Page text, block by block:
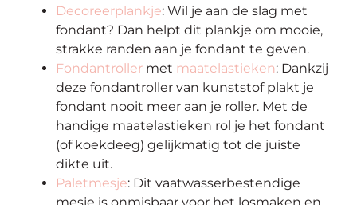
Decoreerplankje: Wil je aan de slag met
fondant? Dan helpt dit plankje om mooie,
strakke randen aan je fondant te geven.
Fondantroller met maatelastieken: Dankzij
deze fondantroller van kunststof plakt je
fondant nooit meer aan je roller. Met de
handige maatelastieken rol je het fondant
(of koekdeeg) gelijkmatig tot de juiste
dikte uit.
Paletmesje: Dit vaatwasserbestendige
mesje is onmisbaar voor het losmaken en